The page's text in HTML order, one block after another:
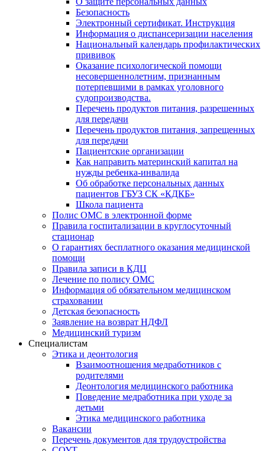
Безопасность
Электронный сертификат. Инструкция
Информация о диспансеризации населения
Национальный календарь профилактических
прививок
Оказание психологической помощи
несовершеннолетним, признанным
потерпевшими в рамках уголовного
судопроизводства.
Перечень продуктов питания, разрешенных
для передачи
Перечень продуктов питания, запрещенных
для передачи
Пациентские организации
Как направить материнский капитал на
нужды ребенка-инвалида
Об обработке персональных данных
пациентов ГБУЗ СК «КДКБ»
Школа пациента
Полис ОМС в электронной форме
Правила госпитализации в круглосуточный
стационар
О гарантиях бесплатного оказания медицинской
помощи
Правила записи в КДЦ
Лечение по полису ОМС
Информация об обязательном медицинском
страховании
Детская безопасность
Заявление на возврат НДФЛ
Медицинский туризм
Специалистам
Этика и деонтология
Взаимоотношения медработников с
родителями
Деонтология медицинского работника
Поведение медработника при уходе за
детьми
Этика медицинского работника
Вакансии
Перечень документов для трудоустройства